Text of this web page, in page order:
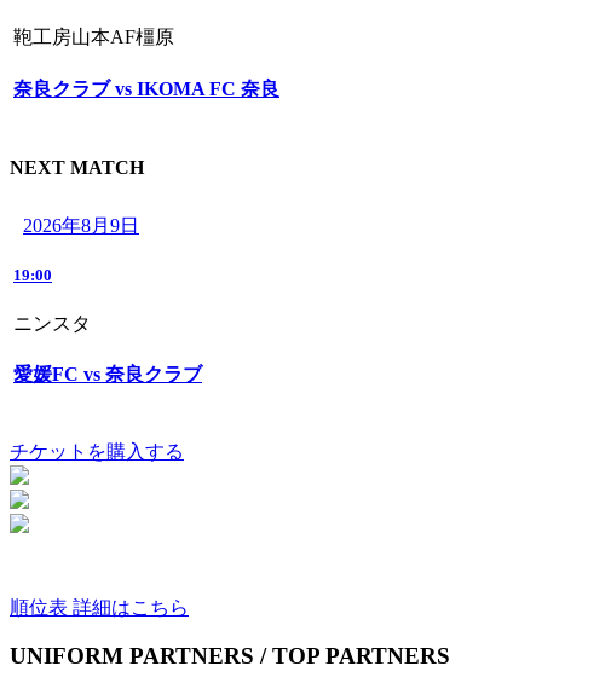
鞄工房山本AF橿原
奈良クラブ vs IKOMA FC 奈良
NEXT MATCH
2026年8月9日
19:00
ニンスタ
愛媛FC vs 奈良クラブ
チケットを購入する
順位表 詳細はこちら
UNIFORM PARTNERS / TOP PARTNERS